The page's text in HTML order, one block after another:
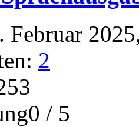
Februar
2
/ 5